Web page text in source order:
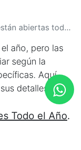
todo el año?
año, pero las
según la
Aquí
detalles:
Todo el Año.